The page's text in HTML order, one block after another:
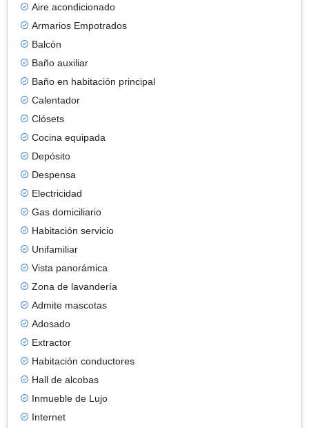
Aire acondicionado
Armarios Empotrados
Balcón
Baño auxiliar
Baño en habitación principal
Calentador
Clósets
Cocina equipada
Depósito
Despensa
Electricidad
Gas domiciliario
Habitación servicio
Unifamiliar
Vista panorámica
Zona de lavandería
Admite mascotas
Adosado
Extractor
Habitación conductores
Hall de alcobas
Inmueble de Lujo
Internet